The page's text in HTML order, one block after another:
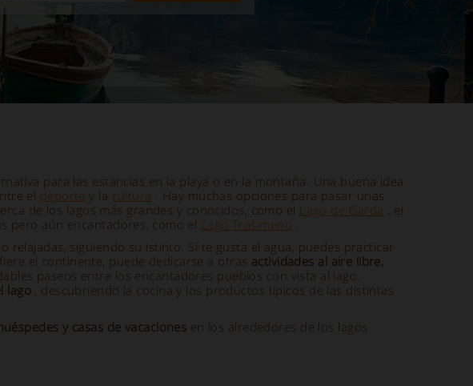
para las estancias en la playa o en la montaña. Una buena idea
el deporte y la cultura . Hay muchas opciones para pasar unas
de los lagos más grandes y conocidos, como el Lago de Garda , el
pero aún encantadores, como el Lago Trasimeno .
relajadas, siguiendo su istinto. Si te gusta el agua, puedes practicar
el continente, puede dedicarse a otras actividades al aire libre,
paseos entre los encantadores pueblos con vista al lago.
lago , descubriendo la cocina y los productos típicos de las distintas
y casas de vacaciones en los alrededores de los lagos